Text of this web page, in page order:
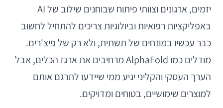
יזמים, ארגונים וצוותי פיתוח שבוחנים שילוב של AI
באפליקציות רפואיות וביולוגיות צריכים להתחיל לחשוב
כבר עכשיו במונחים של תשתית, ולא רק של פיצ'רים.
מודלים כמו AlphaFold מרחיבים את ארגז הכלים, אבל
הערך העסקי והקליני יגיע ממי שיידעו לתרגם אותם
למוצרים שימושיים, בטוחים ומדויקים.